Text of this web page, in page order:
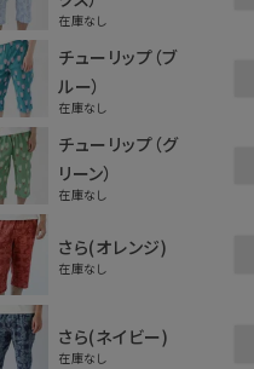
在庫なし
チューリップ（ブ
ルー）
在庫なし
チューリップ（グ
リーン）
在庫なし
さら(オレンジ)
在庫なし
さら(ネイビー)
在庫なし